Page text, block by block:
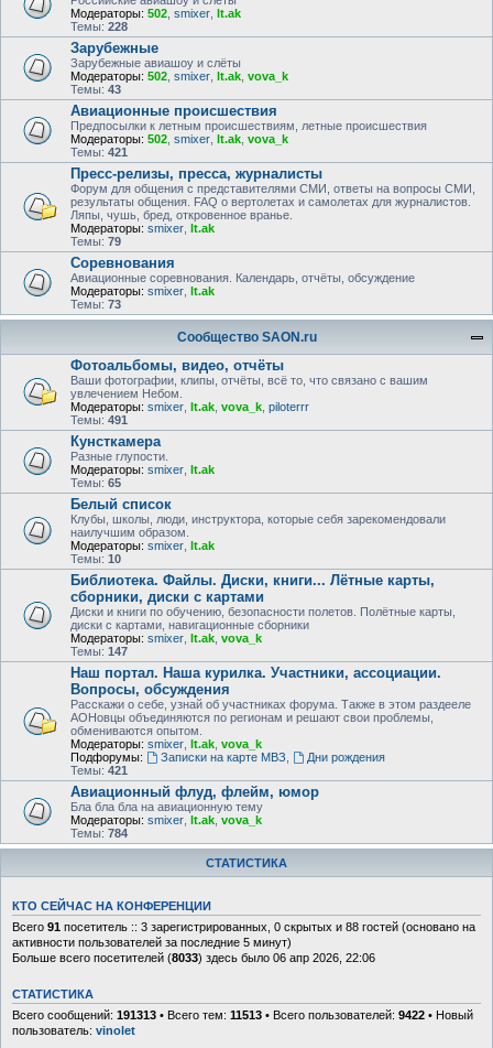
Модераторы: 502 smixer lt.ak
Темы: 228
Зарубежные
Зарубежные авиашоу и слёты
Модераторы: 502 smixer lt.ak vova_k
Темы: 43
Авиационные происшествия
Предпосылки к летным происшествиям, летные происшествия
Модераторы: 502 smixer lt.ak vova_k
Темы: 421
Пресс-релизы, пресса, журналисты
Форум для общения с представителями СМИ, ответы на вопросы СМИ,
результаты общения. FAQ о вертолетах и самолетах для журналистов.
Ляпы, чушь, бред, откровенное вранье.
Модераторы: smixer lt.ak
Темы: 79
Соревнования
Авиационные соревнования. Календарь, отчёты, обсуждение
Модераторы: smixer lt.ak
Темы: 73
Сообщество SAON.ru
Фотоальбомы, видео, отчёты
Ваши фотографии, клипы, отчёты, всё то, что связано с вашим
увлечением Небом.
Модераторы: smixer lt.ak vova_k piloterrr
Темы: 491
Кунсткамера
Разные глупости.
Модераторы: smixer lt.ak
Темы: 65
Белый список
Клубы, школы, люди, инструктора, которые себя зарекомендовали
наилучшим образом.
Модераторы: smixer lt.ak
Темы: 10
Библиотека. Файлы. Диски, книги... Лётные карты,
сборники, диски с картами
Диски и книги по обучению, безопасности полетов. Полётные карты,
диски с картами, навигационные сборники
Модераторы: smixer lt.ak vova_k
Темы: 147
Наш портал. Наша курилка. Участники, ассоциации.
Вопросы, обсуждения
Расскажи о себе, узнай об участниках форума. Также в этом раздееле
АОНовцы объединяются по регионам и решают свои проблемы,
обмениваются опытом.
Модераторы: smixer lt.ak vova_k
Подфорумы:
Записки на карте МВЗ
Дни рождения
Темы: 421
Авиационный флуд, флейм, юмор
Бла бла бла на авиационную тему
Модераторы: smixer lt.ak vova_k
Темы: 784
СТАТИСТИКА
КТО СЕЙЧАС НА КОНФЕРЕНЦИИ
Всего 91 посетитель :: 3 зарегистрированных, 0 скрытых и 88 гостей (основано на
активности пользователей за последние 5 минут)
Больше всего посетителей (8033) здесь было 06 апр 2026, 22:06
СТАТИСТИКА
Всего сообщений: 191313 • Всего тем: 11513 • Всего пользователей: 9422 • Новый
пользователь: vinolet